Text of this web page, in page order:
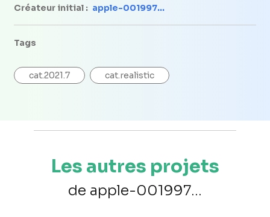
Créateur initial : apple-001997...
Tags
cat.2021.7 cat.realistic
Les autres projets
de apple-001997...